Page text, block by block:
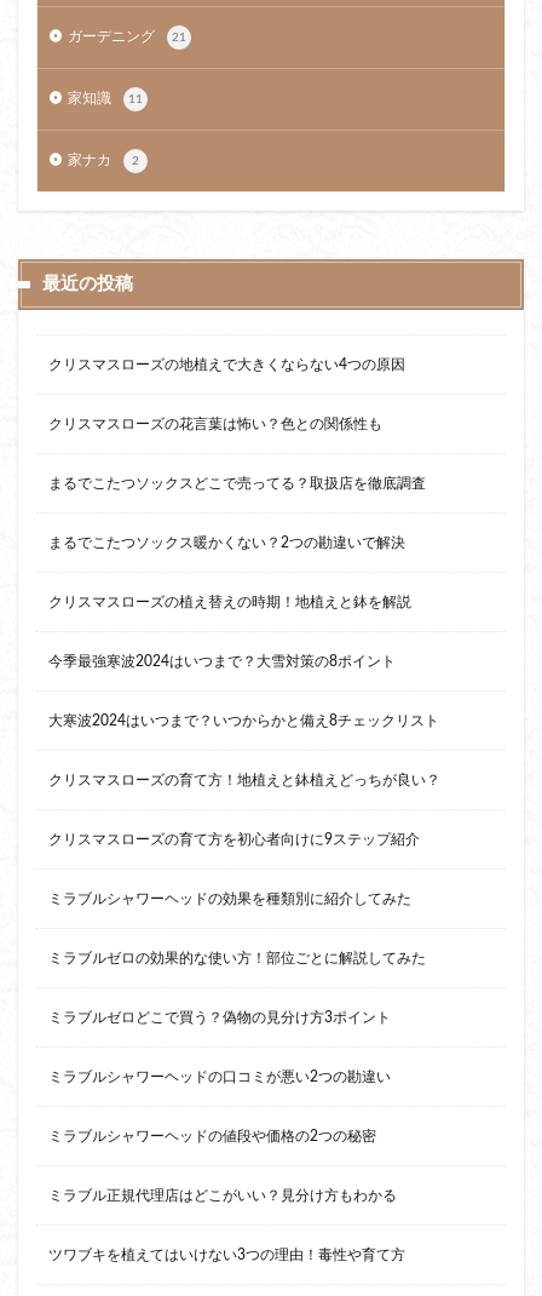
ガーデニング 21
家知識 11
家ナカ 2
最近の投稿
クリスマスローズの地植えで大きくならない4つの原因
クリスマスローズの花言葉は怖い？色との関係性も
まるでこたつソックスどこで売ってる？取扱店を徹底調査
まるでこたつソックス暖かくない？2つの勘違いで解決
クリスマスローズの植え替えの時期！地植えと鉢を解説
今季最強寒波2024はいつまで？大雪対策の8ポイント
大寒波2024はいつまで？いつからかと備え8チェックリスト
クリスマスローズの育て方！地植えと鉢植えどっちが良い？
クリスマスローズの育て方を初心者向けに9ステップ紹介
ミラブルシャワーヘッドの効果を種類別に紹介してみた
ミラブルゼロの効果的な使い方！部位ごとに解説してみた
ミラブルゼロどこで買う？偽物の見分け方3ポイント
ミラブルシャワーヘッドの口コミが悪い2つの勘違い
ミラブルシャワーヘッドの値段や価格の2つの秘密
ミラブル正規代理店はどこがいい？見分け方もわかる
ツワブキを植えてはいけない3つの理由！毒性や育て方